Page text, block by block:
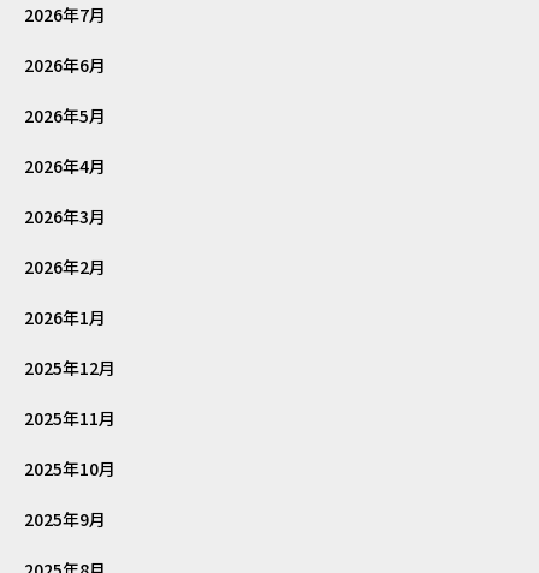
2026年7月
2026年6月
2026年5月
2026年4月
2026年3月
2026年2月
2026年1月
2025年12月
2025年11月
2025年10月
2025年9月